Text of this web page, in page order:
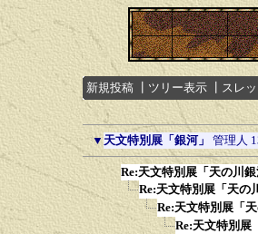
新規投稿 ツリー表示 スレ
▼ 天文特別展「銀河」 管理人
Re:天文特別展「天の川銀
Re:天文特別展「天の
Re:天文特別展「
Re:天文特別展